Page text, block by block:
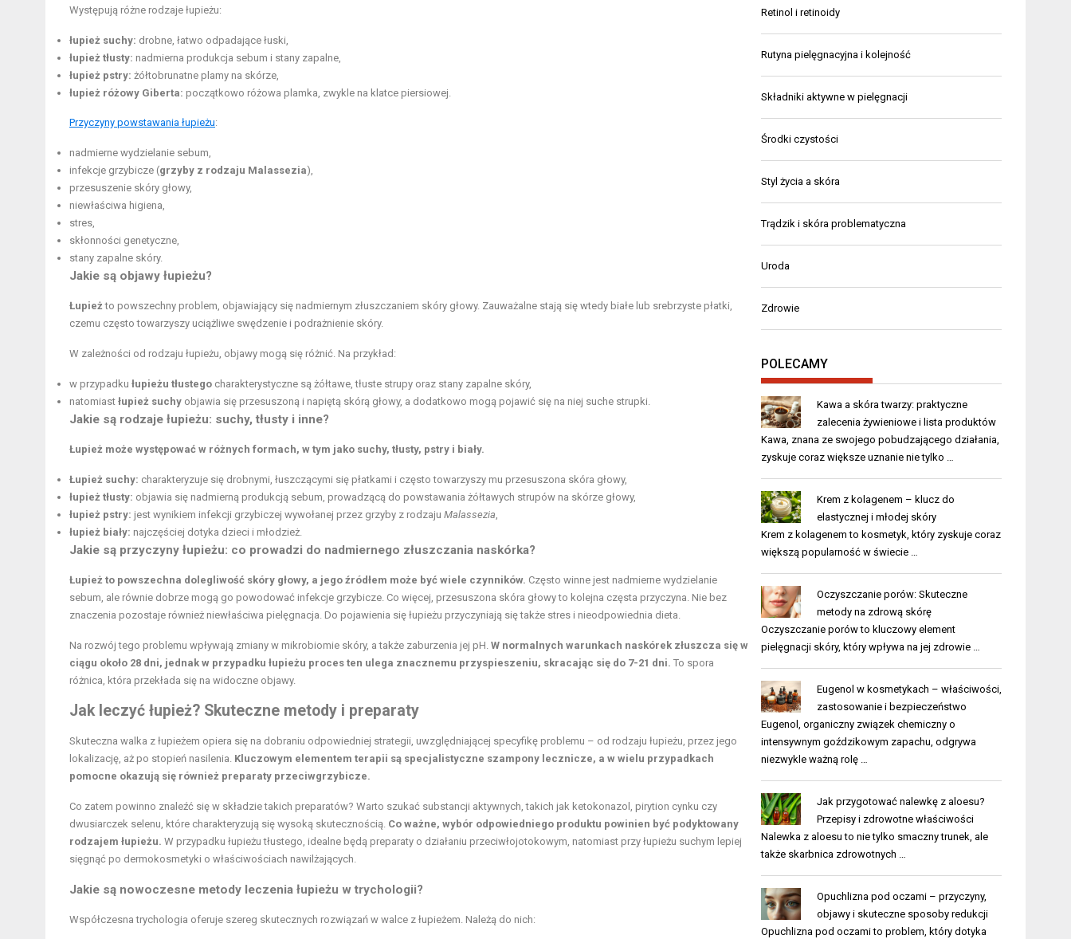
Występują różne rodzaje łupieżu:
łupież suchy: drobne, łatwo odpadające łuski,
łupież tłusty: nadmierna produkcja sebum i stany zapalne,
łupież pstry: żółtobrunatne plamy na skórze,
łupież różowy Giberta: początkowo różowa plamka, zwykle na klatce piersiowej.
Przyczyny powstawania łupieżu:
nadmierne wydzielanie sebum,
infekcje grzybicze (grzyby z rodzaju Malassezia),
przesuszenie skóry głowy,
niewłaściwa higiena,
stres,
skłonności genetyczne,
stany zapalne skóry.
Jakie są objawy łupieżu?
Łupież to powszechny problem, objawiający się nadmiernym złuszczaniem skóry głowy. Zauważalne stają się wtedy białe lub srebrzyste płatki,
czemu często towarzyszy uciążliwe swędzenie i podrażnienie skóry.
W zależności od rodzaju łupieżu, objawy mogą się różnić. Na przykład:
w przypadku łupieżu tłustego charakterystyczne są żółtawe, tłuste strupy oraz stany zapalne skóry,
natomiast łupież suchy objawia się przesuszoną i napiętą skórą głowy, a dodatkowo mogą pojawić się na niej suche strupki.
Jakie są rodzaje łupieżu: suchy, tłusty i inne?
Łupież może występować w różnych formach, w tym jako suchy, tłusty, pstry i biały.
Łupież suchy: charakteryzuje się drobnymi, łuszczącymi się płatkami i często towarzyszy mu przesuszona skóra głowy,
łupież tłusty: objawia się nadmierną produkcją sebum, prowadzącą do powstawania żółtawych strupów na skórze głowy,
łupież pstry: jest wynikiem infekcji grzybiczej wywołanej przez grzyby z rodzaju Malassezia,
łupież biały: najczęściej dotyka dzieci i młodzież.
Jakie są przyczyny łupieżu: co prowadzi do nadmiernego złuszczania naskórka?
Łupież to powszechna dolegliwość skóry głowy, a jego źródłem może być wiele czynników. Często winne jest nadmierne wydzielanie
sebum, ale równie dobrze mogą go powodować infekcje grzybicze. Co więcej, przesuszona skóra głowy to kolejna częsta przyczyna. Nie bez
znaczenia pozostaje również niewłaściwa pielęgnacja. Do pojawienia się łupieżu przyczyniają się także stres i nieodpowiednia dieta.
Na rozwój tego problemu wpływają zmiany w mikrobiomie skóry, a także zaburzenia jej pH. W normalnych warunkach naskórek złuszcza się w
ciągu około 28 dni, jednak w przypadku łupieżu proces ten ulega znacznemu przyspieszeniu, skracając się do 7-21 dni. To spora
różnica, która przekłada się na widoczne objawy.
Jak leczyć łupież? Skuteczne metody i preparaty
Skuteczna walka z łupieżem opiera się na dobraniu odpowiedniej strategii, uwzględniającej specyfikę problemu – od rodzaju łupieżu, przez jego
lokalizację, aż po stopień nasilenia. Kluczowym elementem terapii są specjalistyczne szampony lecznicze, a w wielu przypadkach
pomocne okazują się również preparaty przeciwgrzybicze.
Co zatem powinno znaleźć się w składzie takich preparatów? Warto szukać substancji aktywnych, takich jak ketokonazol, pirytion cynku czy
dwusiarczek selenu, które charakteryzują się wysoką skutecznością. Co ważne, wybór odpowiedniego produktu powinien być podyktowany
rodzajem łupieżu. W przypadku łupieżu tłustego, idealne będą preparaty o działaniu przeciwłojotokowym, natomiast przy łupieżu suchym lepiej
sięgnąć po dermokosmetyki o właściwościach nawilżających.
Jakie są nowoczesne metody leczenia łupieżu w trychologii?
Współczesna trychologia oferuje szereg skutecznych rozwiązań w walce z łupieżem. Należą do nich:
Retinol i retinoidy
Rutyna pielęgnacyjna i kolejność
Składniki aktywne w pielęgnacji
Środki czystości
Styl życia a skóra
Trądzik i skóra problematyczna
Uroda
Zdrowie
POLECAMY
Kawa a skóra twarzy: praktyczne
zalecenia żywieniowe i lista produktów
Kawa, znana ze swojego pobudzającego działania,
zyskuje coraz większe uznanie nie tylko …
Krem z kolagenem – klucz do
elastycznej i młodej skóry
Krem z kolagenem to kosmetyk, który zyskuje coraz
większą popularność w świecie …
Oczyszczanie porów: Skuteczne
metody na zdrową skórę
Oczyszczanie porów to kluczowy element
pielęgnacji skóry, który wpływa na jej zdrowie …
Eugenol w kosmetykach – właściwości,
zastosowanie i bezpieczeństwo
Eugenol, organiczny związek chemiczny o
intensywnym goździkowym zapachu, odgrywa
niezwykle ważną rolę …
Jak przygotować nalewkę z aloesu?
Przepisy i zdrowotne właściwości
Nalewka z aloesu to nie tylko smaczny trunek, ale
także skarbnica zdrowotnych …
Opuchlizna pod oczami – przyczyny,
objawy i skuteczne sposoby redukcji
Opuchlizna pod oczami to problem, który dotyka